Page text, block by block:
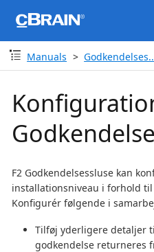
Manuals
F2 Godkendelsessluse kan
installationsniveau i forhold
Konfigurér følgende i
Tilføj yderligere detaljer
godkendelse returneres